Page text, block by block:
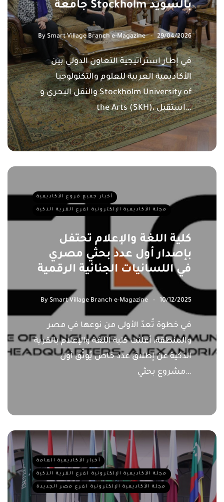
جامعة Stockholm بالسويد
By Smart Village Branch e-Magazine 29/04/2026
في إطار استراتيجية التعاون الدولي بين
الأكاديمية العربية للعلوم والتكنولوجيا
والنقل البحري و Stockholm University of
the Arts (SKH)، استقبل…
أخبار جميع فروع الأكاديمية
مجلة الأكاديمية الإلكترونية لفرع القرية الذكية
كلية اللغة والإعلام تحتفل
بإصدار أول عدد بحثي مصري
في اللسانيات الجنائية الرقمية
By Smart Village Branch e-Magazine 10/12/2025
في خطوة تُعدّ الأولى من نوعها في مصر
والمنطقة، أعلنت كلية اللغة والإعلام بالقرية
الذكية عن إطلاق عدد خاص يُوثّق أول
مشروع بحثي…
أخبار الأكاديمية العامة
مجلة الأكاديمية الإلكترونية لفرع القرية الذكية
مجلة الأكاديمية الإلكترونية لفرع مصر الجديدة